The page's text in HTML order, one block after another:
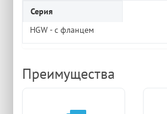
Серия
HGW - с фланцем
Преимущества